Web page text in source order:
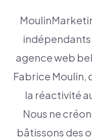
indépendants
agence web
Fabrice Moulin,
la réactivité
Nous ne
bâtissons des